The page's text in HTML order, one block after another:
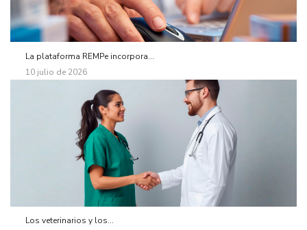
La plataforma REMPe incorpora...
10 julio de 2026
Los veterinarios y los...